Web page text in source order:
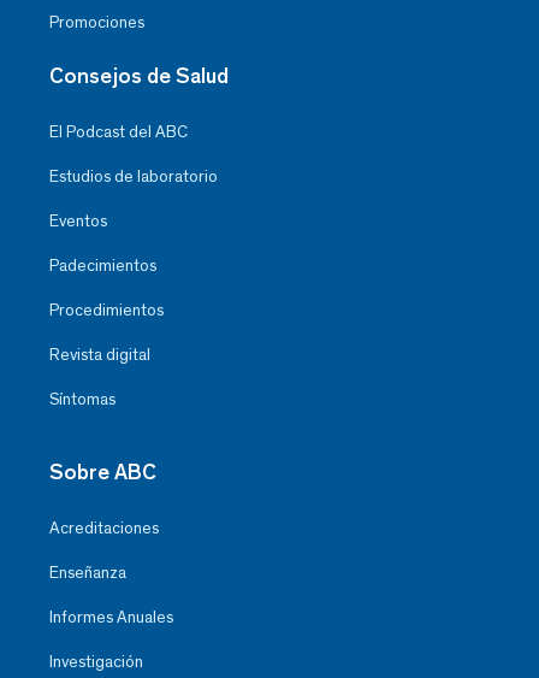
Promociones
Consejos de Salud
El Podcast del ABC
Estudios de laboratorio
Eventos
Padecimientos
Procedimientos
Revista digital
Síntomas
Sobre ABC
Acreditaciones
Enseñanza
Informes Anuales
Investigación